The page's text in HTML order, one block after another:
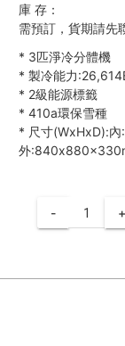
庫 存：
需預訂，貨期請先
* 3匹淨冷分體機
* 製冷能力
* 2級能源標籤
* 410a環保雪種
* 尺寸(WxHxD):
外
- +